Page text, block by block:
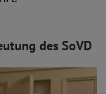
des SoVD